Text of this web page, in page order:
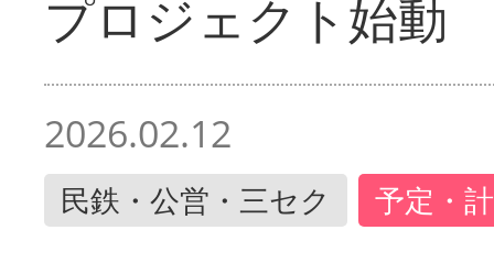
プロジェクト始動
2026.02.12
民鉄・公営・三セク 予定・